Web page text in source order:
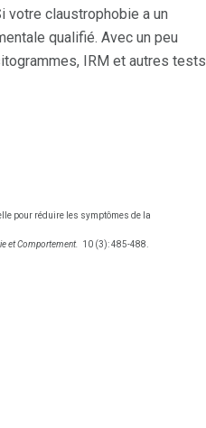
votre claustrophobie a un
qualifié. Avec un peu
IRM et autres tests
pour réduire les symptômes de la
et Comportement. 10 (3): 485-488.